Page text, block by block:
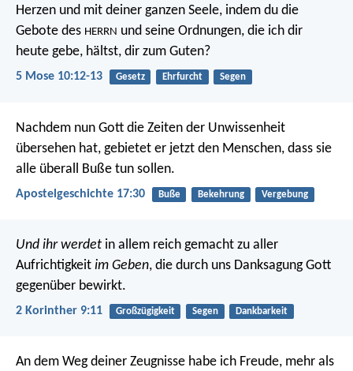
Herzen und mit deiner ganzen Seele, indem du die
Gebote des HERRN und seine Ordnungen, die ich dir
heute gebe, hältst, dir zum Guten?
5 Mose 10:12-13 Gesetz Ehrfurcht Segen
Nachdem nun Gott die Zeiten der Unwissenheit
übersehen hat, gebietet er jetzt den Menschen, dass sie
alle überall Buße tun sollen.
Apostelgeschichte 17:30 Buße Bekehrung Vergebung
Und ihr werdet in allem reich gemacht zu aller
Aufrichtigkeit im Geben, die durch uns Danksagung Gott
gegenüber bewirkt.
2 Korinther 9:11 Großzügigkeit Segen Dankbarkeit
An dem Weg deiner Zeugnisse habe ich Freude, mehr als